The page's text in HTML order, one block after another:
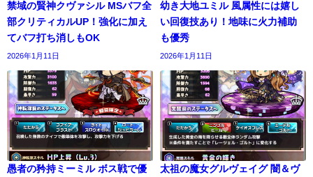
禁域の賢神クヴァシル MSバフ全
部クリティカルUP！強化に加え
てバフ打ち消しもOK
2026年1月11日
幼き大地ユミル 風属性には嬉し
い回復技あり！地味に火力補助
も優秀
2026年1月11日
愚者の矜持ミーミル ボス戦で優
太祖の魔女グルヴェイグ 闇＆ヴ